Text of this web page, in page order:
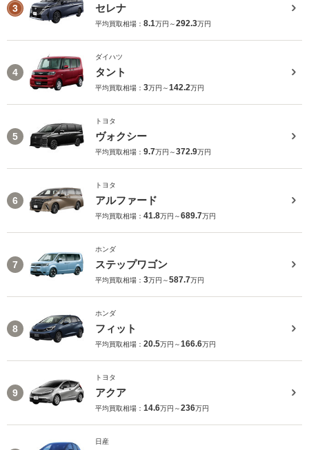
3 セレナ
平均買取相場： 8.1万円～292.3万円
4
ダイハツ
タント
平均買取相場： 3万円～142.2万円
5
トヨタ
ヴォクシー
平均買取相場： 9.7万円～372.9万円
6
トヨタ
アルファード
平均買取相場： 41.8万円～689.7万円
7
ホンダ
ステップワゴン
平均買取相場： 3万円～587.7万円
8
ホンダ
フィット
平均買取相場： 20.5万円～166.6万円
9
トヨタ
アクア
平均買取相場： 14.6万円～236万円
日産